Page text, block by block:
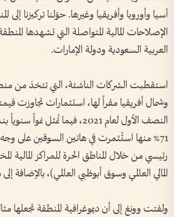
آسيا وأوروبا وأفريقيا وغيرها. حوّلنا تركيزنا إلى
الإصلاحات المالية المتواصلة التي تشهدها
العربية السعودية ودولة الإمارات.
استقطبت الشركات الناشئة، التي تتخذ من
71% منها استُثمرت في هاتين السوقين على
رئيسي من خلال المناطق الحرة للمراكز المالية
المالي العالمي وسوق أبوظبي العالمي)، بالإضافة
ولفتت وونغ إلى أن ديموغرافية المنطقة تجعلها